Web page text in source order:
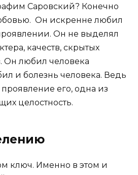
Саровский? Конечно
Он искренне любил
Он не выделял
качеств, скрытых
Он любил человека
и болезнь человека. Ведь
проявление его, одна из
целостность.
ключ. Именно в этом и